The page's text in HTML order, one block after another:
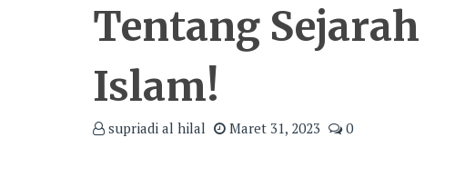
Tentang Sejarah
Islam!
supriadi al hilal Maret 31, 2023 0